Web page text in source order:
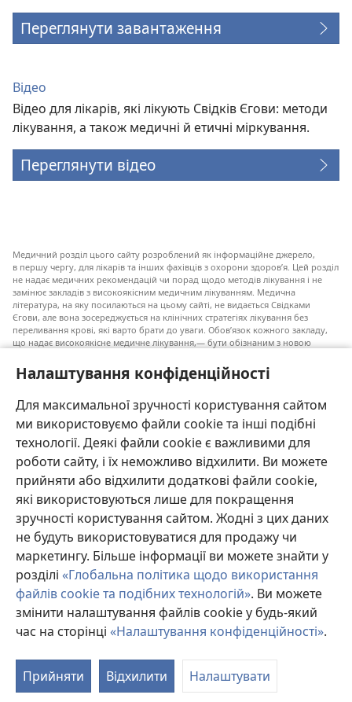
Налаштування конфіденційності
Для максимальної зручності користування сайтом
ми використовуємо файли cookie та інші подібні
технології. Деякі файли cookie є важливими для
роботи сайту, і їх неможливо відхилити. Ви можете
прийняти або відхилити додаткові файли cookie,
які використовуються лише для покращення
зручності користування сайтом. Жодні з цих даних
не будуть використовуватися для продажу чи
маркетингу. Більше інформації ви можете знайти у
розділі «Глобальна політика щодо використання
файлів cookie та подібних технологій». Ви можете
змінити налаштування файлів cookie у будь-який
час на сторінці «Налаштування конфіденційності».
Прийняти Відхилити Налаштувати
Переглянути завантаження
Відео
Відео для лікарів, які лікують Свідків Єгови: методи
лікування, а також медичні й етичні міркування.
Переглянути відео
Медичний розділ цього сайту розроблений як інформаційне джерело,
в першу чергу, для лікарів та інших фахівців з охорони здоров’я. Цей розділ
не надає медичних рекомендацій чи порад щодо методів лікування і не
замінює закладів з високоякісним медичним лікуванням. Медична
література, на яку посилаються на цьому сайті, не видається Свідками
Єгови, але вона зосереджується на клінічних стратегіях лікування без
переливання крові, які варто брати до уваги. Обов’язок кожного закладу,
що надає високоякісне медичне лікування,— бути обізнаним з новою
пацієнту приймати власні рішення згідно з його медичним станом,
побажаннями, цінностями та віруваннями. Не всі медичні стратегії, згадані
До пацієнтів: завжди шукайте порад вашого лікаря або іншого фахівця
з охорони здоров’я щодо медичних станів та лікування. Проконсультуйтеся
з лікарем, якщо відчуваєте, що ви хворі.
Послуговуватися цим сайтом можна згідно з умовами його використання.
Налаштування зовнішнього вигляду
Copyright© 2026 Watch Tower Bible and Tract Society of Pennsylvania.
УМОВИ ВИКОРИСТАННЯ|ПОЛІТИКА КОНФІДЕНЦІЙНОСТІ
НАЛАШТУВАННЯ КОНФІДЕНЦІЙНОСТІ